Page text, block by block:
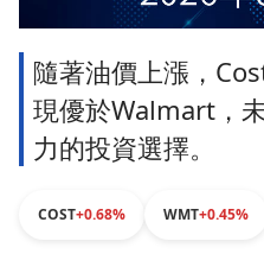
隨著油價上漲，
現優於Walmart，
力的投資選擇。
COST+0.68% WMT+0.45%